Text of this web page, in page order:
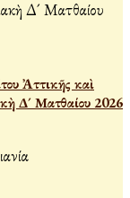
Ἀττικῆς καὶ
Δ´ Ματθαίου 2026